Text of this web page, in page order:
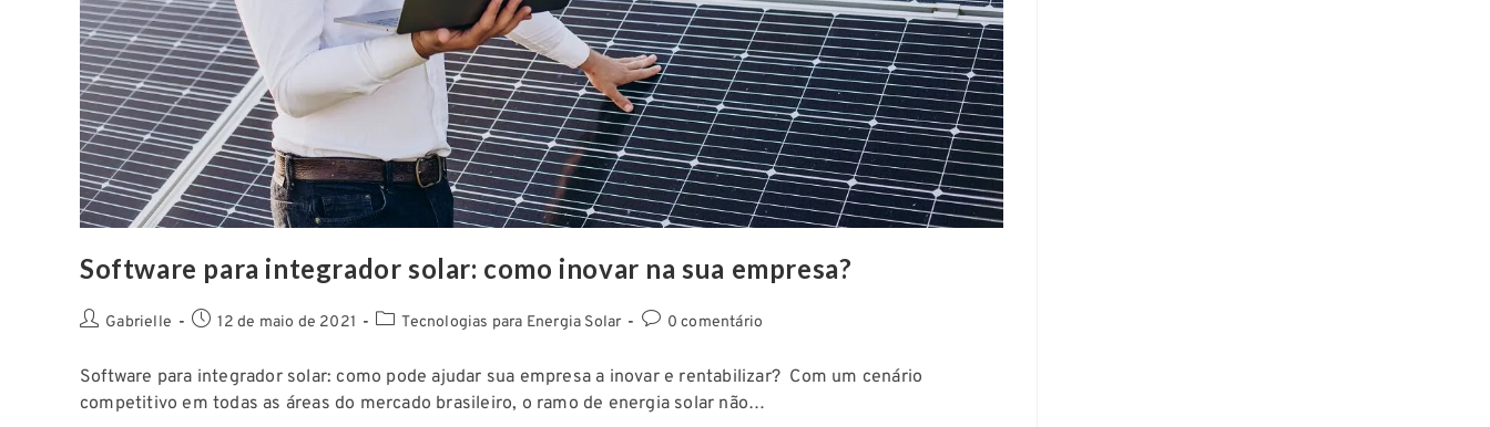
Software para integrador solar: como inovar na sua empresa?
Gabrielle 12 de maio de 2021 Tecnologias para Energia Solar 0 comentário
Software para integrador solar: como pode ajudar sua empresa a inovar e rentabilizar? Com um cenário
competitivo em todas as áreas do mercado brasileiro, o ramo de energia solar não…